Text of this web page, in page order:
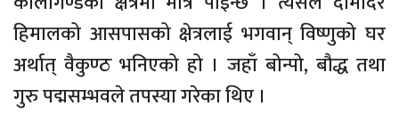
हिमालको आसपासको क्षेत्रलाई भगवान् विष्णुको घर
अर्थात् वैकुण्ठ भनिएको हो । जहाँ बोन्पो, बौद्ध तथा
गुरु पद्मसम्भवले तपस्या गरेका थिए ।